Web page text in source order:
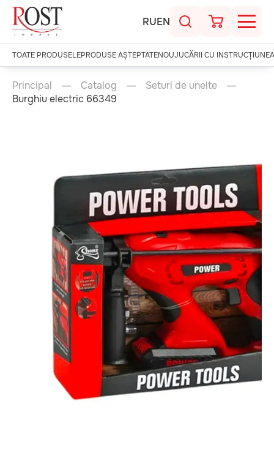
RUEN
TOATE PRODUSELEPRODUSE AȘTEPTATENOUJUCĂRII CU
Principal Catalog
Seturi de unelte
Burghiu electric 66349